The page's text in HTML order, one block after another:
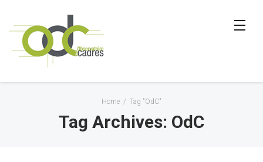
Home / Tag "OdC"
Tag Archives: OdC